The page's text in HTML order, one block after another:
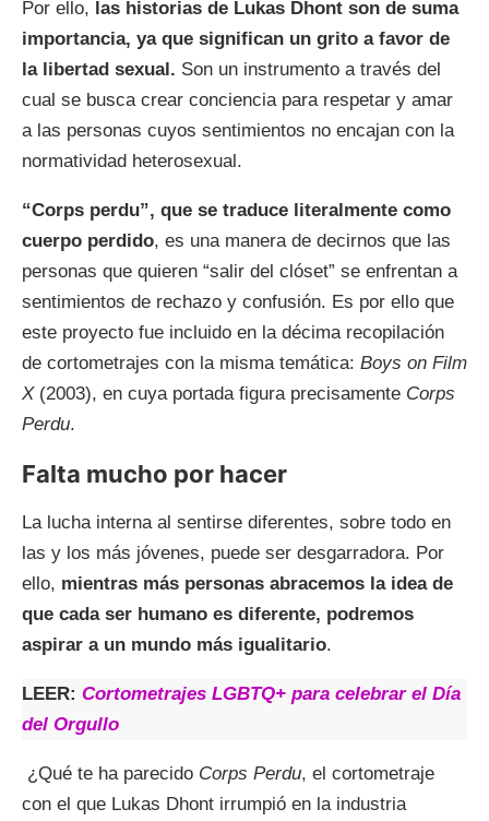
Por ello, las historias de Lukas Dhont son de suma
importancia, ya que significan un grito a favor de
la libertad sexual. Son un instrumento a través del
cual se busca crear conciencia para respetar y amar
a las personas cuyos sentimientos no encajan con la
normatividad heterosexual.
“Corps perdu”, que se traduce literalmente como
cuerpo perdido, es una manera de decirnos que las
personas que quieren “salir del clóset” se enfrentan a
sentimientos de rechazo y confusión. Es por ello que
este proyecto fue incluido en la décima recopilación
de cortometrajes con la misma temática: Boys on Film
X(2003), en cuya portada figura precisamente Corps
Perdu.
Falta mucho por hacer
La lucha interna al sentirse diferentes, sobre todo en
las y los más jóvenes, puede ser desgarradora. Por
ello, mientras más personas abracemos la idea de
que cada ser humano es diferente, podremos
aspirar a un mundo más igualitario.
LEER: Cortometrajes LGBTQ+ para celebrar el Día
del Orgullo
¿Qué te ha parecido Corps Perdu, el cortometraje
con el que Lukas Dhont irrumpió en la industria